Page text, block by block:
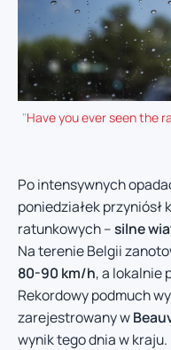
"Have you ever seen the
Po intensywnych
poniedziałek przyniósł
ratunkowych –silne
Na terenie Belgii
80-90 km/h, a lokalnie
Rekordowy podmuch
zarejestrowany w
wynik tego dnia w